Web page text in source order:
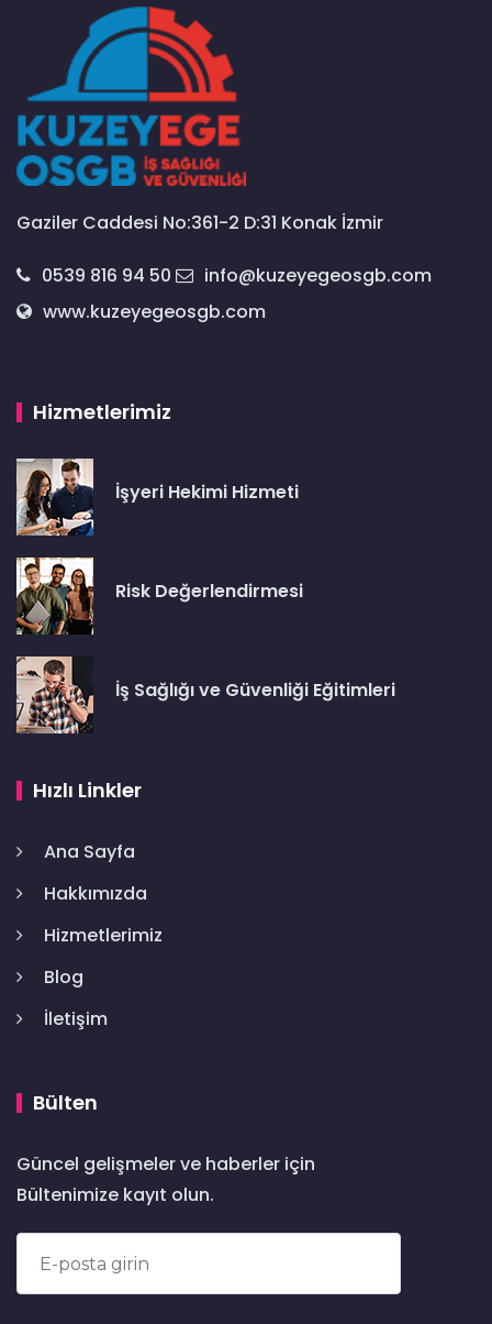
Gaziler Caddesi No:361-2 D:31 Konak İzmir
0539 816 94 50
info@kuzeyegeosgb.com
www.kuzeyegeosgb.com
Hizmetlerimiz
İşyeri Hekimi Hizmeti
Risk Değerlendirmesi
İş Sağlığı ve Güvenliği Eğitimleri
Hızlı Linkler
Ana Sayfa
Hakkımızda
Hizmetlerimiz
Blog
İletişim
Bülten
Güncel gelişmeler ve haberler için
Bültenimize kayıt olun.